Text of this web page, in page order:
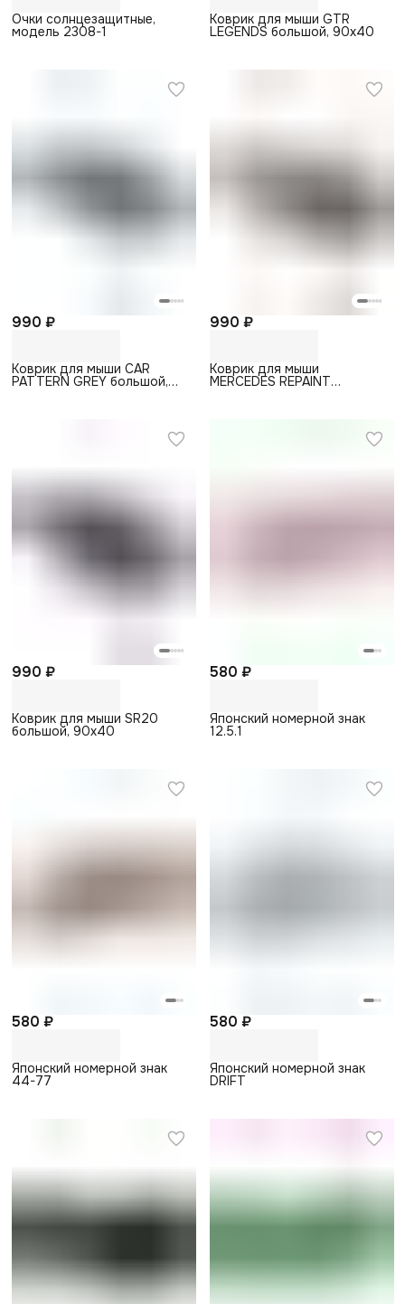
Очки солнцезащитные,
модель 2308-1
Коврик для мыши GTR
LEGENDS большой, 90х40
990 ₽
Коврик для мыши CAR
PATTERN GREY большой,
990 ₽
Коврик для мыши
MERCEDES REPAINT
990 ₽
Коврик для мыши SR20
большой, 90х40
580 ₽
Японский номерной знак
12.5.1
580 ₽
Японский номерной знак
44-77
580 ₽
Японский номерной знак
DRIFT